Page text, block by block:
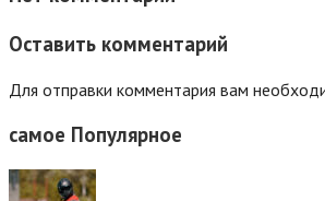
Оставить комментарий
Для отправки комментария вам
самое Популярное